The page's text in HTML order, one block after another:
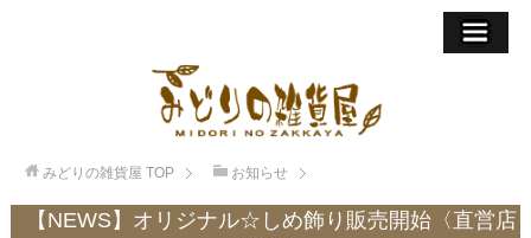
みどりの雑貨屋 TOP お知らせ
【NEWS】オリジナル☆しめ飾り販売開始〈直営店